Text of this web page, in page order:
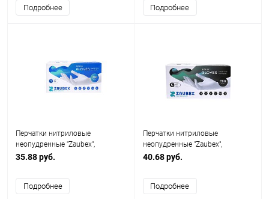
Подробнее Подробнее
Перчатки нитриловые
неопудренные "Zaubex",
одноразовые, голубой
35.88 руб.
Подробнее
Перчатки нитриловые
неопудренные "Zaubex",
одноразовые
40.68 руб.
Подробнее